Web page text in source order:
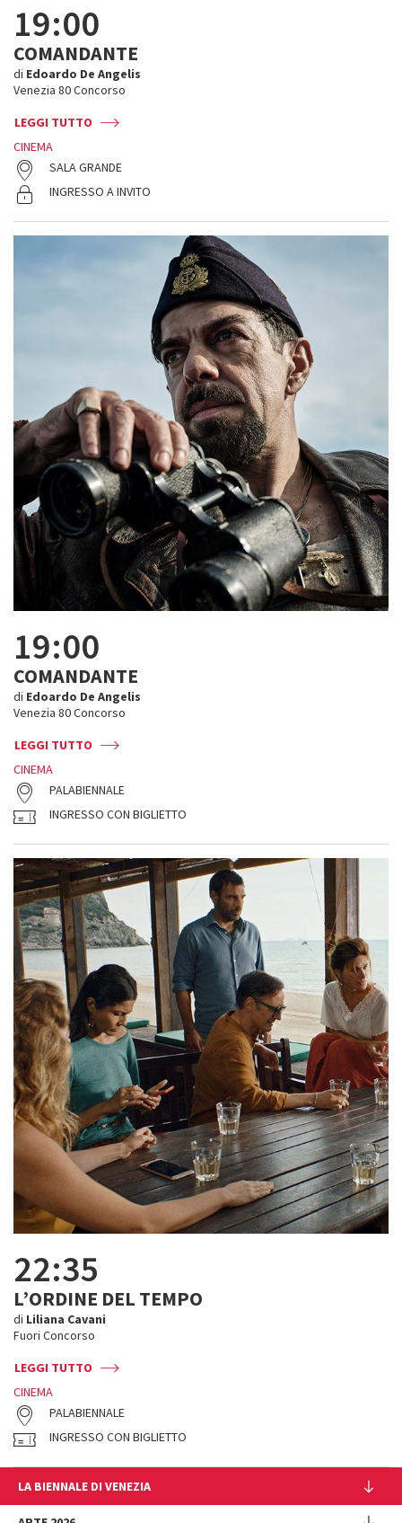
19:00
COMANDANTE
di Edoardo De Angelis
Venezia 80 Concorso
LEGGI TUTTO
CINEMA
SALA GRANDE
INGRESSO A INVITO
19:00
COMANDANTE
di Edoardo De Angelis
Venezia 80 Concorso
LEGGI TUTTO
CINEMA
PALABIENNALE
INGRESSO CON BIGLIETTO
22:35
L’ORDINE DEL TEMPO
di Liliana Cavani
Fuori Concorso
LEGGI TUTTO
CINEMA
PALABIENNALE
INGRESSO CON BIGLIETTO
LA BIENNALE DI VENEZIA
L'Istituzione